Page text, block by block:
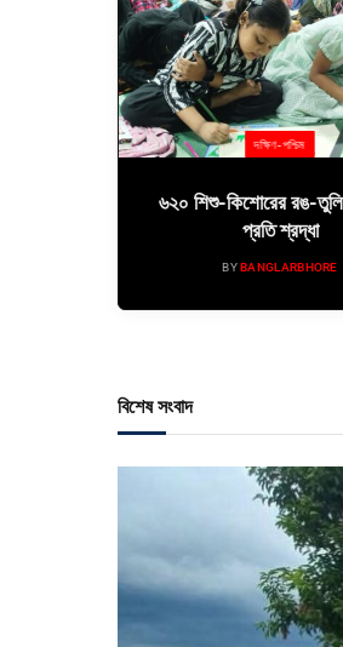
দক্ষিণ-পশ্চিম
৬২০ শিশু-কিশোরের রঙ-
প্রতি শ্রদ্ধা
BY BANGLARBHORE
বিশেষ সংবাদ